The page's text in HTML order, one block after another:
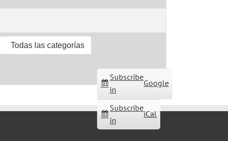
Todas las categorías
Subscribe
in
Google
Subscribe
in
iCal